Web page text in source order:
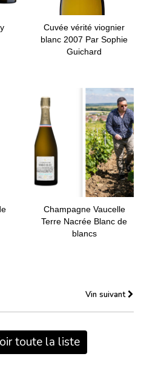
Cuvée vérité viognier
blanc 2007 Par Sophie
Guichard
Champagne Vaucelle
Terre Nacrée Blanc de
blancs
Vin suivant
toute la liste